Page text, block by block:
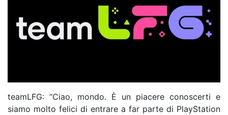
teamLFG: “Ciao, mondo. È un piacere conoscerti e
siamo molto felici di entrare a far parte di PlayStation